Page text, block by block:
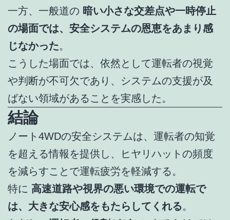
一方、一般道の 暗い小さな交差点や一時停止
の場面では、安全システムの恩恵をあまり感
じなかった。
こうした場面では、依然として運転者の視覚
や判断が不可欠であり、システムの支援が及
ばない領域があることを実感した。
結論
ノート4WDの安全システムは、運転者の知覚
を超える情報を提供し、ヒヤリハットの頻度
を減らすことで運転疲労を軽減する。
特に 高速道路や視界の悪い環境での運転で
は、大きな安心感をもたらしてくれる。